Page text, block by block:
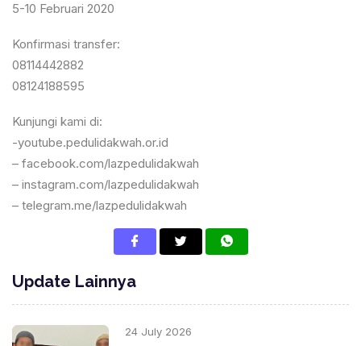
5-10 Februari 2020
Konfirmasi transfer:
08114442882
08124188595
Kunjungi kami di:
-youtube.pedulidakwah.or.id
– facebook.com/lazpedulidakwah
– instagram.com/lazpedulidakwah
– telegram.me/lazpedulidakwah
Update Lainnya
24 July 2026